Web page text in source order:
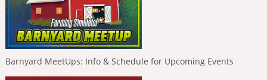
Barnyard MeetUps: Info & Schedule for Upcoming Events